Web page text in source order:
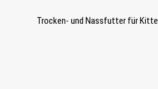
Trocken- und Nassfutter für